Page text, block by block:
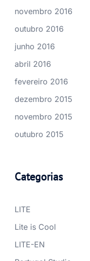
novembro 2016
outubro 2016
junho 2016
abril 2016
fevereiro 2016
dezembro 2015
novembro 2015
outubro 2015
Categorias
LITE
Lite is Cool
LITE-EN